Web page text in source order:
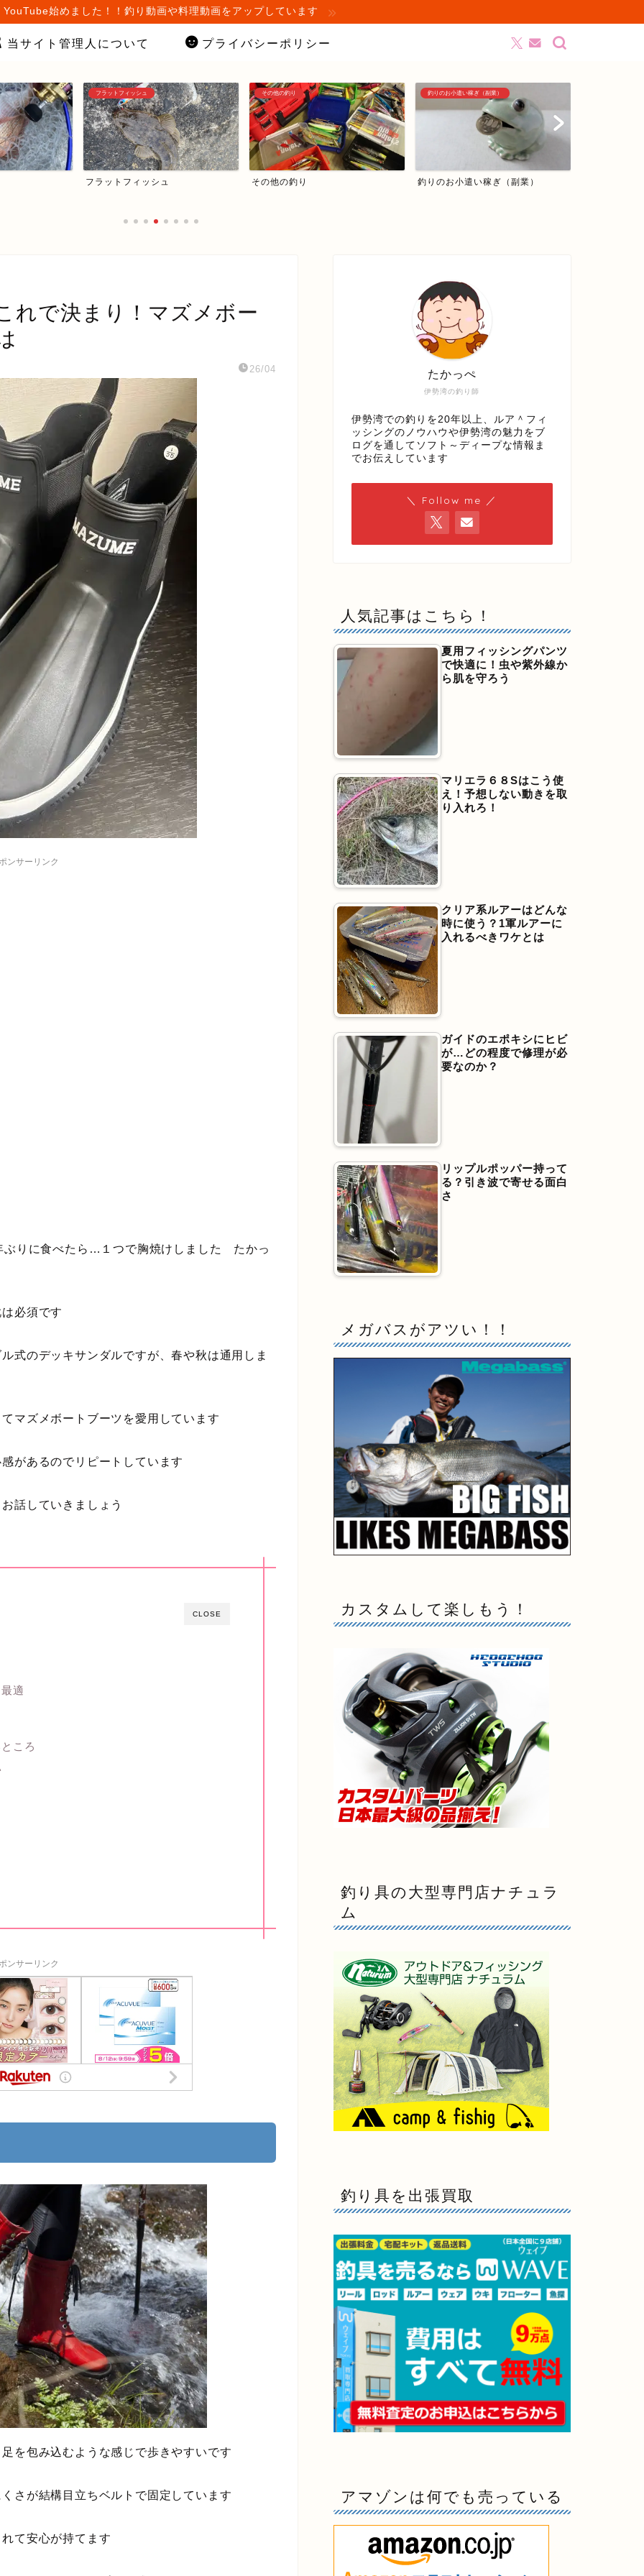
YouTube始めました！！釣り動画や料理動画をアップしています
当サイト管理人について プライバシーポリシー
フラットフィッシュ
フラットフィッシュ
その他の釣り
その他の釣り
釣りのお小遣い稼ぎ（副業）
釣りのお小遣い稼ぎ（副業）
れで決まり！マズメボー
26/04
ンサーリンク
ぶりに食べたら…１つで胸焼けしました たかっ
必須です
式のデッキサンダルですが、春や秋は通用しま
マズメボートブーツを愛用しています
があるのでリピートしています
話していきましょう
CLOSE
適
ころ
ンサーリンク
を包み込むような感じで歩きやすいです
さが結構目立ちベルトで固定しています
て安心が持てます
伊勢湾の釣り師
たかっぺ
伊勢湾での釣りを20年以上、ルア＾フィ
ッシングのノウハウや伊勢湾の魅力をブ
ログを通してソフト～ディープな情報ま
でお伝えしています
＼ Follow me ／
人気記事はこちら！
夏用フィッシングパンツ
で快適に！虫や紫外線か
ら肌を守ろう
マリエラ６８Sはこう使
え！予想しない動きを取
り入れろ！
クリア系ルアーはどんな
時に使う？1軍ルアーに
入れるべきワケとは
ガイドのエポキシにヒビ
が…どの程度で修理が必
要なのか？
リップルポッパー持って
る？引き波で寄せる面白
さ
メガバスがアツい！！
カスタムして楽しもう！
釣り具の大型専門店ナチュラ
ム
釣り具を出張買取
アマゾンは何でも売っている